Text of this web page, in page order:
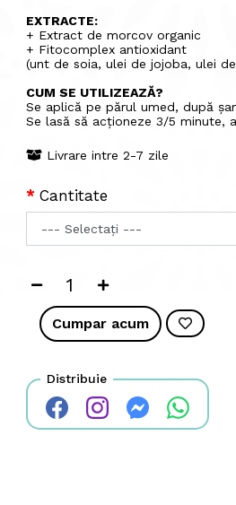
EXTRACTE:
+ Extract de morcov organic
+ Fitocomplex antioxidant
(unt de soia, ulei de jojoba, ulei
CUM SE UTILIZEAZĂ?
Se aplică pe părul umed, după
Se lasă să acționeze 3/5 minute,
Livrare intre 2-7 zile
Cantitate
Cumpar acum
Distribuie